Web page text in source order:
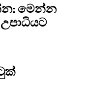
මෙන්න